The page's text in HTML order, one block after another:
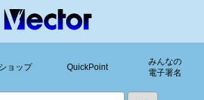
ョップ QuickPoint
みんなの
電子署名